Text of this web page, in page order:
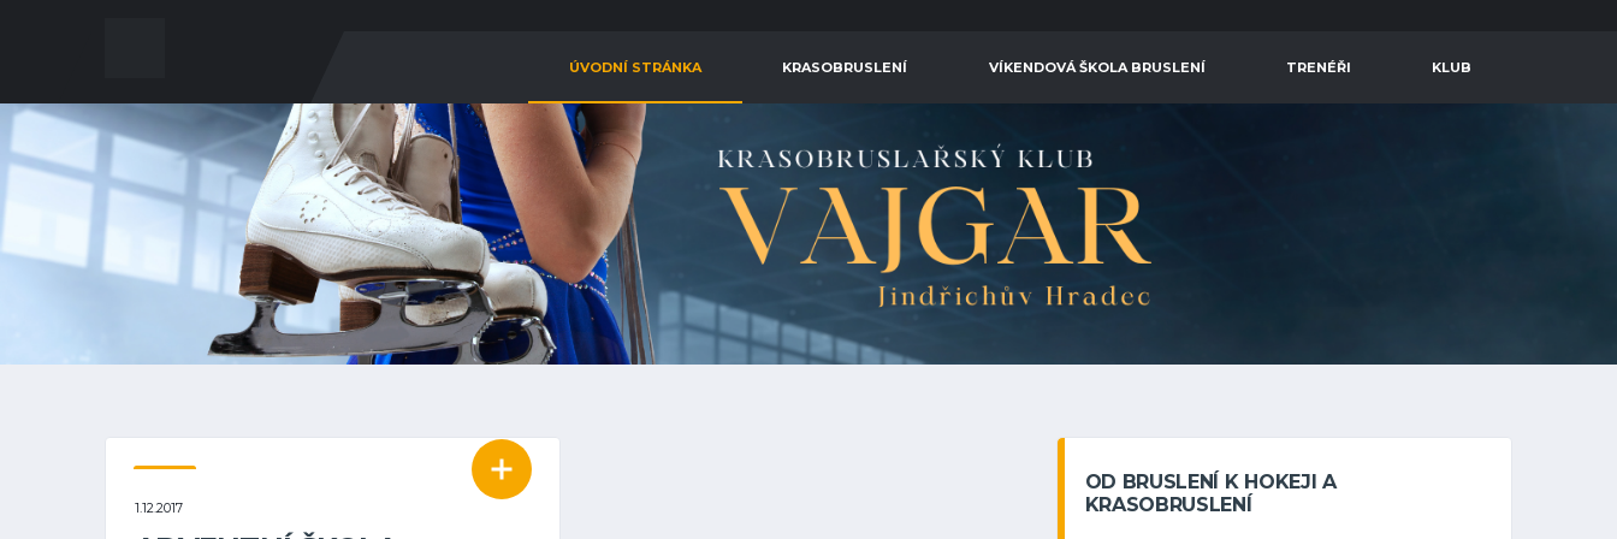
ÚVODNÍ STRÁNKA KRASOBRUSLENÍ VÍKENDOVÁ ŠKOLA BRUSLENÍ TRENÉŘI KLUB
1.12.2017
OD BRUSLENÍ K HOKEJI A
KRASOBRUSLENÍ